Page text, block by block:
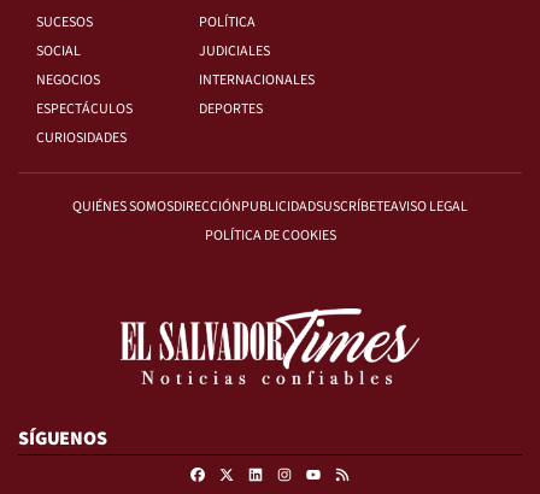
SUCESOS
POLÍTICA
SOCIAL
JUDICIALES
NEGOCIOS
INTERNACIONALES
ESPECTÁCULOS
DEPORTES
CURIOSIDADES
QUIÉNES SOMOSDIRECCIÓNPUBLICIDADSUSCRÍBETEAVISO LEGAL
POLÍTICA DE COOKIES
SÍGUENOS
FacebookLinkedinInstagram